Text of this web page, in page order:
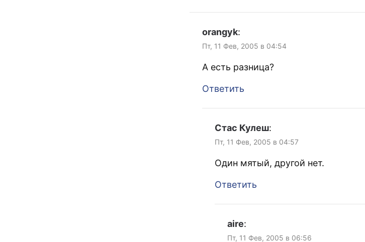
orangyk:
Пт, 11 Фев, 2005 в 04:54
А есть разница?
Ответить
Стас Кулеш:
Пт, 11 Фев, 2005 в 04:57
Один мятый, другой нет.
Ответить
aire:
Пт, 11 Фев, 2005 в 06:56